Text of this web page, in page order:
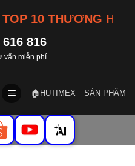
10 THƯƠNG HIỆU
616 816
vấn miễn phí
🏠HUTIMEX SẢN PHẨM